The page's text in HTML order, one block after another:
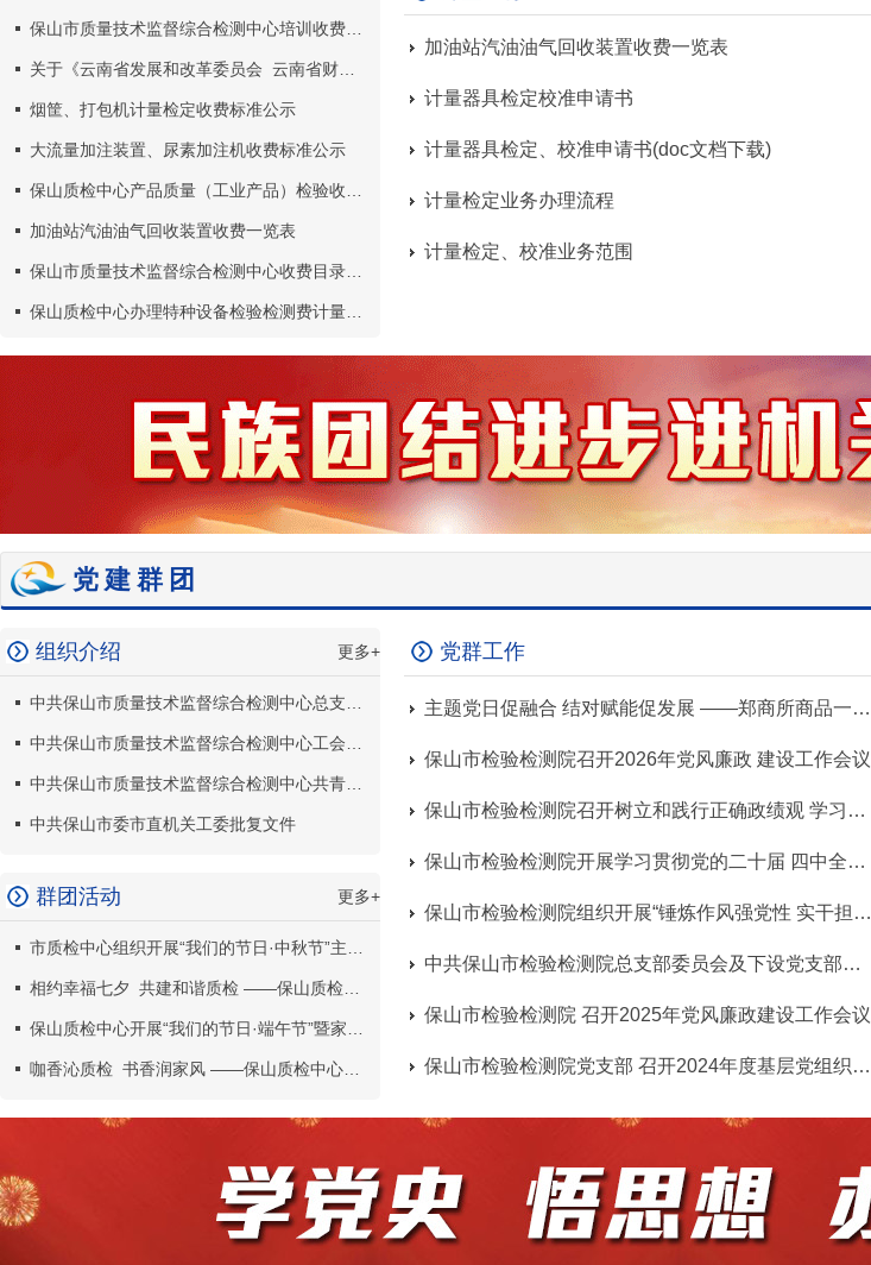
保山市质量技术监督综合检测中心培训收费公示
关于《云南省发展和改革委员会 云南省财政厅关于调整特种设备检验检测收费项目》的公示
烟筐、打包机计量检定收费标准公示
大流量加注装置、尿素加注机收费标准公示
加油站汽油油气回收装置收费一览表
保山市质量技术监督综合检测中心收费目录公示（更新）
保山质检中心办理特种设备检验检测费计量检定收费退费工作流程
加油站汽油油气回收装置收费一览表
计量器具检定校准申请书
计量器具检定、校准申请书(doc文档下载)
计量检定业务办理流程
计量检定、校准业务范围
党建群团
组织介绍 更多+
中共保山市质量技术监督综合检测中心共青团支部
中共保山市委市直机关工委批复文件
群团活动 更多+
咖香沁质检 书香润家风 ——保山质检中心开展“三八”妇女节系列活动
党群工作
主题党日促融合 结对赋能促发展 ——郑商所商品一部与保山市检验检测院联合开展主题党日活动
保山市检验检测院召开2026年党风廉政 建设工作会议
保山市检验检测院召开树立和践行正确政绩观 学习教育动员部署会
保山市检验检测院开展学习贯彻党的二十届 四中全会精神宣讲
保山市检验检测院组织开展“锤炼作风强党性 实干担当促发展”庆“七一”系列主题活动
中共保山市检验检测院总支部委员会及下设党支部圆满完成换届选举
保山市检验检测院 召开2025年党风廉政建设工作会议
保山市检验检测院党支部 召开2024年度基层党组织组织生活会